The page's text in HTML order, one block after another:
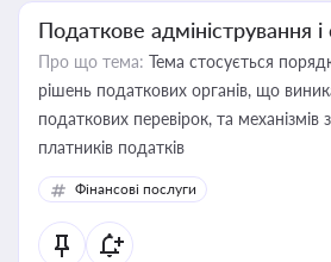
Податкове адміністрування
Про що тема: Тема стосується
рішень податкових органів, що
податкових перевірок, та механізмів
платників податків
Фінансові послуги